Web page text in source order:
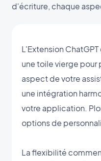
d'écriture, chaque
L'Extension
une toile vierge pour
aspect de votre
une intégration
votre application.
options de
La flexibilité